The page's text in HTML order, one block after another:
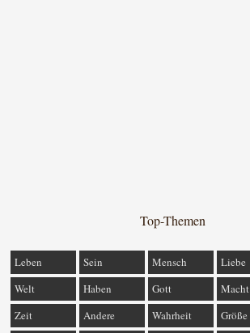
Top-Themen
Leben Sein Mensch
Liebe
Welt
Haben Gott
Macht
Zeit
Andere Wahrheit Größe